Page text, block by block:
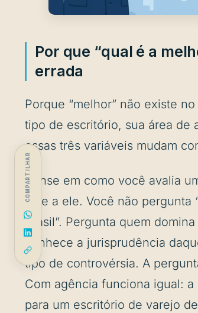
Por que “qual é a
errada
Porque “melhor” não existe
tipo de escritório, sua área de
essas três variáveis mudam
Pense em como você avalia
tese a ele. Você não pergunta
Brasil”. Pergunta quem
conhece a jurisprudência
tipo de controvérsia. A
Com agência funciona igual:
para um escritório de varejo
COMPARTILHAR